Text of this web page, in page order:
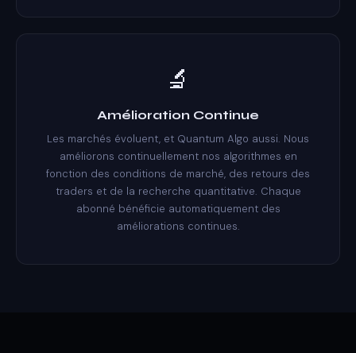
🔬
Amélioration Continue
Les marchés évoluent, et Quantum Algo aussi. Nous
améliorons continuellement nos algorithmes en
fonction des conditions de marché, des retours des
traders et de la recherche quantitative. Chaque
abonné bénéficie automatiquement des
améliorations continues.